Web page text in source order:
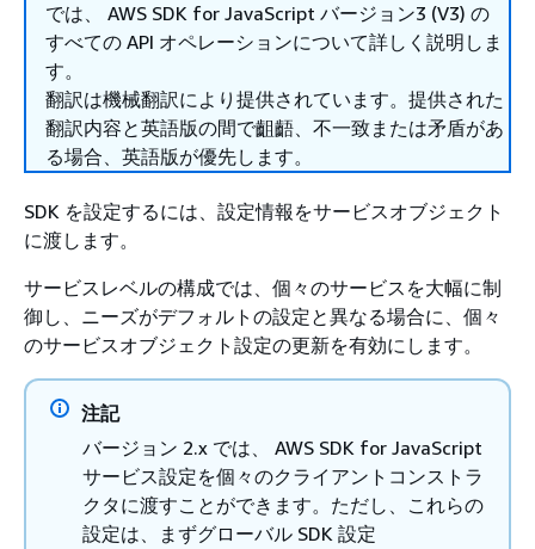
では、 AWS SDK for JavaScript バージョン3 (V3) の
すべての API オペレーションについて詳しく説明しま
す。
翻訳は機械翻訳により提供されています。提供された
翻訳内容と英語版の間で齟齬、不一致または矛盾があ
る場合、英語版が優先します。
SDK を設定するには、設定情報をサービスオブジェクト
に渡します。
サービスレベルの構成では、個々のサービスを大幅に制
御し、ニーズがデフォルトの設定と異なる場合に、個々
のサービスオブジェクト設定の更新を有効にします。
注記
バージョン 2.x では、 AWS SDK for JavaScript
サービス設定を個々のクライアントコンストラ
クタに渡すことができます。ただし、これらの
設定は、まずグローバル SDK 設定